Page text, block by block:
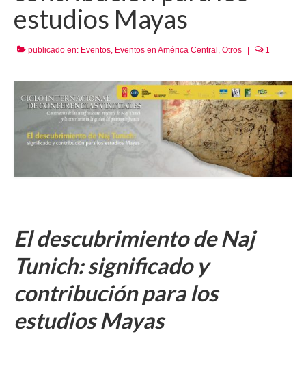
estudios Mayas
publicado en: Eventos, Eventos en América Central , Otros 1
El descubrimiento de Naj
Tunich: significado y
contribución para los
estudios Mayas